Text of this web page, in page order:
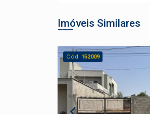
Imóveis Similares
Cód. 152009